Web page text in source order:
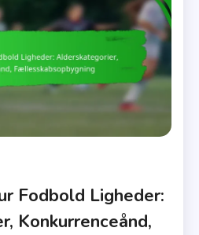
Fodbold Ligheder:
Konkurrenceånd,